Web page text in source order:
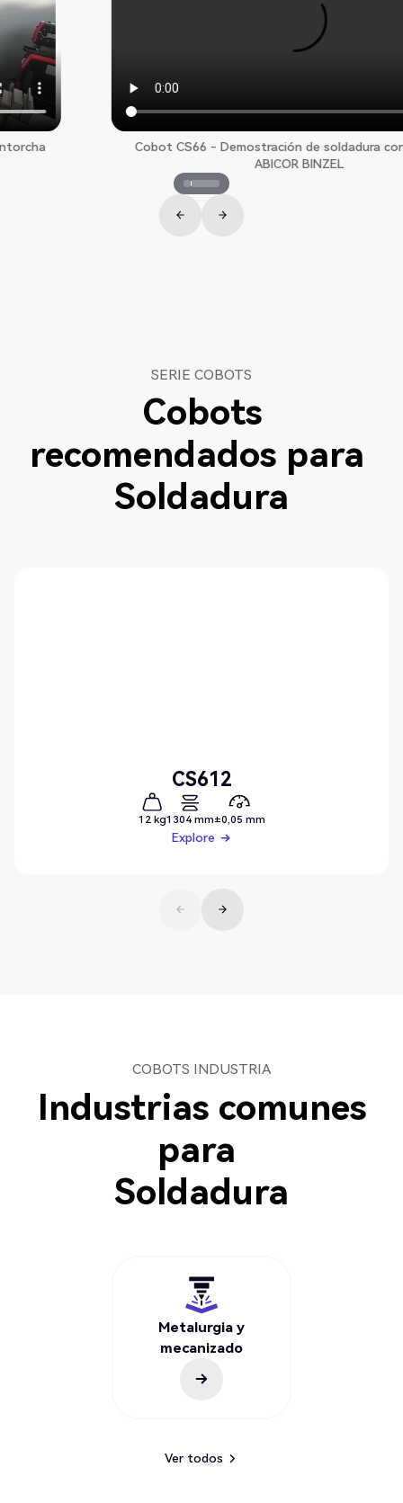
Cobot CS66 - Demostración de soldadura con antorcha
SERIE COBOTS
Cobots
recomendados para
Soldadura
CS612
12 kg1304 mm±0,05 mm
Explore
COBOTS INDUSTRIA
Industrias comunes
para
Soldadura
Metalurgia y
mecanizado
Ver todos